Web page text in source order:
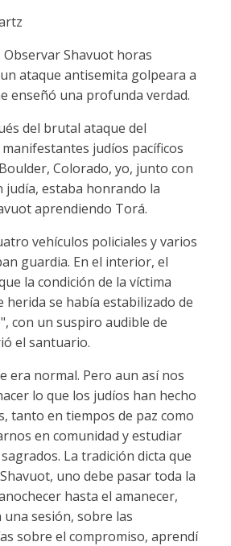
Shavuot horas
ataque antisemita golpeara a
enseñó una profunda verdad.
del brutal ataque del
judíos pacíficos
Colorado, yo, junto con
judía, estaba honrando la
aprendiendo Torá.
vehículos policiales y varios
guardia. En el interior, el
la condición de la víctima
herida se había estabilizado de
con un suspiro audible de
el santuario.
era normal. Pero aun así nos
lo que los judíos han hecho
tanto en tiempos de paz como
en comunidad y estudiar
La tradición dicta que
uno debe pasar toda la
hasta el amanecer,
una sesión, sobre las
sobre el compromiso, aprendí